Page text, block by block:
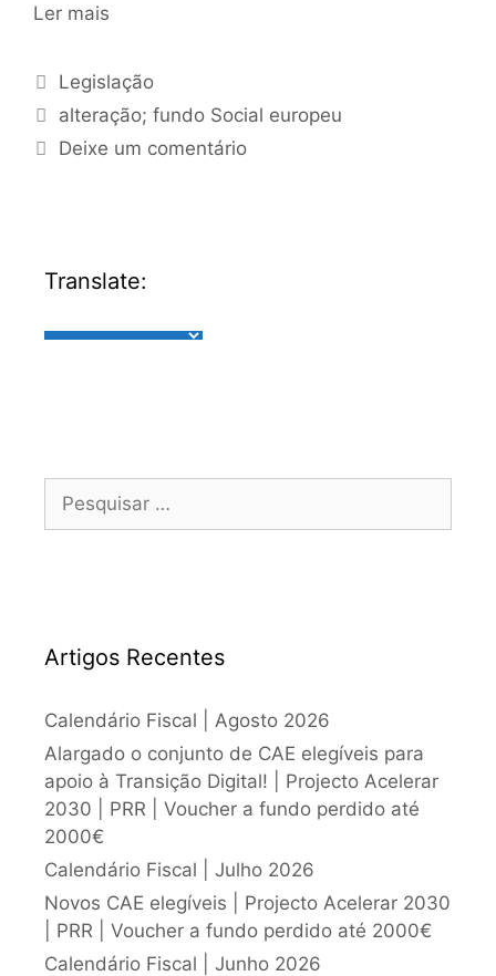
Ler mais
Legislação
alteração; fundo Social europeu
Deixe um comentário
Translate:
Artigos Recentes
Calendário Fiscal | Agosto 2026
Alargado o conjunto de CAE elegíveis para
apoio à Transição Digital! | Projecto Acelerar
2030 | PRR | Voucher a fundo perdido até
2000€
Calendário Fiscal | Julho 2026
Novos CAE elegíveis | Projecto Acelerar 2030
| PRR | Voucher a fundo perdido até 2000€
Calendário Fiscal | Junho 2026